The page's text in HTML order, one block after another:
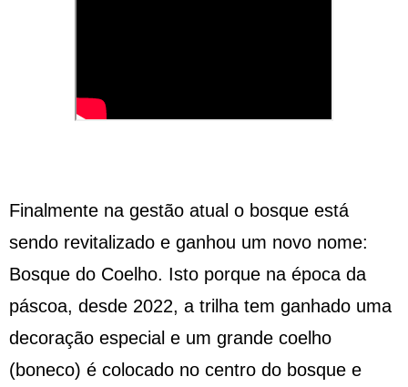
Finalmente na gestão atual o bosque está
sendo revitalizado e ganhou um novo nome:
Bosque do Coelho. Isto porque na época da
páscoa, desde 2022, a trilha tem ganhado uma
decoração especial e um grande coelho
(boneco) é colocado no centro do bosque e